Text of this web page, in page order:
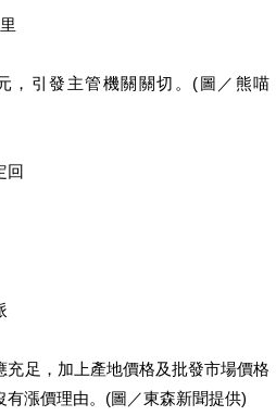
，引發主管機關關切。(圖／熊喵
回
足，加上產地價格及批發市場價格
漲價理由。(圖／東森新聞提供)